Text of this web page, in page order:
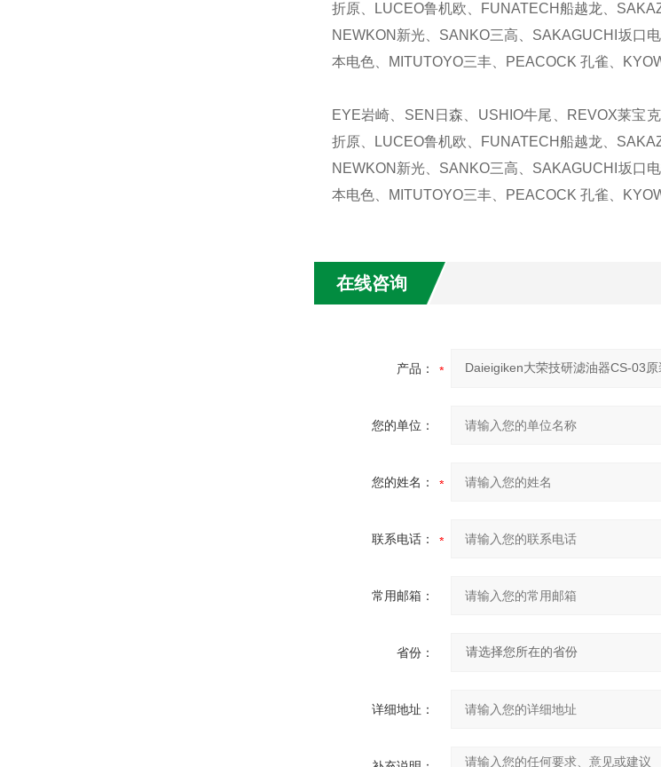
折原、LUCEO鲁机欧、FUNATECH船越龙、
NEWKON新光、SANKO三高、SAKAGUCHI坂口
本电色、MITUTOYO三丰、PEACOCK 孔雀、
EYE岩崎、SEN日森、USHIO牛尾、REVOX莱宝
折原、LUCEO鲁机欧、FUNATECH船越龙、
NEWKON新光、SANKO三高、SAKAGUCHI坂口
本电色、MITUTOYO三丰、PEACOCK 孔雀、
在线咨询
产品：
您的单位：
您的姓名：
联系电话：
常用邮箱：
省份：
详细地址：